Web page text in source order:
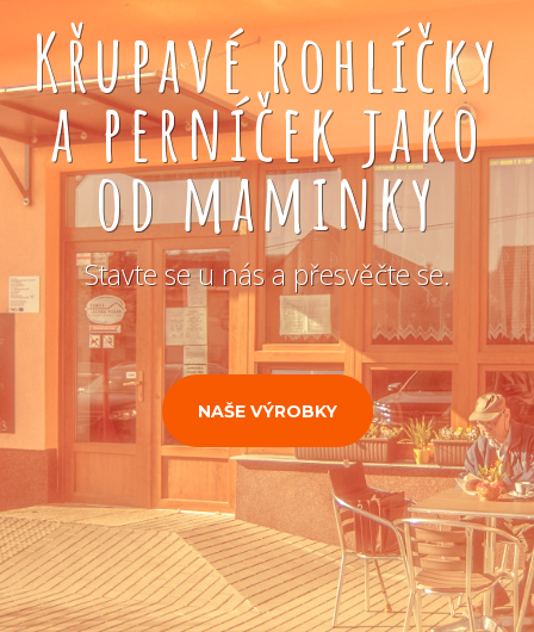
Křupavé rohlíčky
a perníček jako
od maminky
Stavte se u nás a přesvěčte se.
NAŠE VÝROBKY